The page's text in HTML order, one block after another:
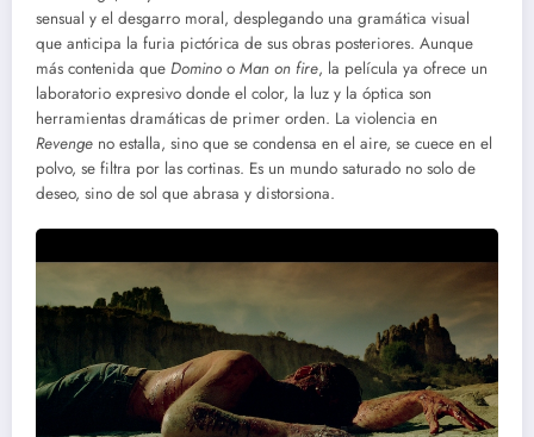
sensual y el desgarro moral, desplegando una gramática visual
que anticipa la furia pictórica de sus obras posteriores. Aunque
más contenida que Domino o Man on fire, la película ya ofrece un
laboratorio expresivo donde el color, la luz y la óptica son
herramientas dramáticas de primer orden. La violencia en
Revenge no estalla, sino que se condensa en el aire, se cuece en el
polvo, se filtra por las cortinas. Es un mundo saturado no solo de
deseo, sino de sol que abrasa y distorsiona.